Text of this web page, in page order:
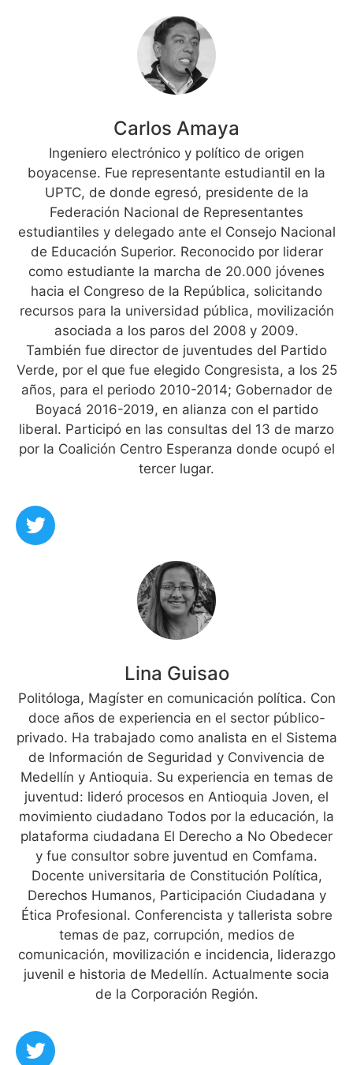
Carlos Amaya
Ingeniero electrónico y político de origen
boyacense. Fue representante estudiantil en la
UPTC, de donde egresó, presidente de la
Federación Nacional de Representantes
estudiantiles y delegado ante el Consejo Nacional
de Educación Superior. Reconocido por liderar
como estudiante la marcha de 20.000 jóvenes
hacia el Congreso de la República, solicitando
recursos para la universidad pública, movilización
asociada a los paros del 2008 y 2009.
También fue director de juventudes del Partido
Verde, por el que fue elegido Congresista, a los 25
años, para el periodo 2010-2014; Gobernador de
Boyacá 2016-2019, en alianza con el partido
liberal. Participó en las consultas del 13 de marzo
por la Coalición Centro Esperanza donde ocupó el
tercer lugar.
Lina Guisao
Politóloga, Magíster en comunicación política. Con
doce años de experiencia en el sector público-
privado. Ha trabajado como analista en el Sistema
de Información de Seguridad y Convivencia de
Medellín y Antioquia. Su experiencia en temas de
juventud: lideró procesos en Antioquia Joven, el
movimiento ciudadano Todos por la educación, la
plataforma ciudadana El Derecho a No Obedecer
y fue consultor sobre juventud en Comfama.
Docente universitaria de Constitución Política,
Derechos Humanos, Participación Ciudadana y
Ética Profesional. Conferencista y tallerista sobre
temas de paz, corrupción, medios de
comunicación, movilización e incidencia, liderazgo
juvenil e historia de Medellín. Actualmente socia
de la Corporación Región.